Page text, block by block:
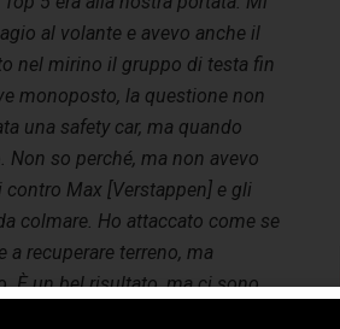
al volante e avevo anche il
nel mirino il gruppo di testa fin
monoposto, la questione non
una safety car, ma quando
so perché, ma non avevo
Max [Verstappen] e gli
colmare. Ho attaccato come se
recuperare terreno, ma
È un bel risultato, ma ci sono
weekend nelle prossime